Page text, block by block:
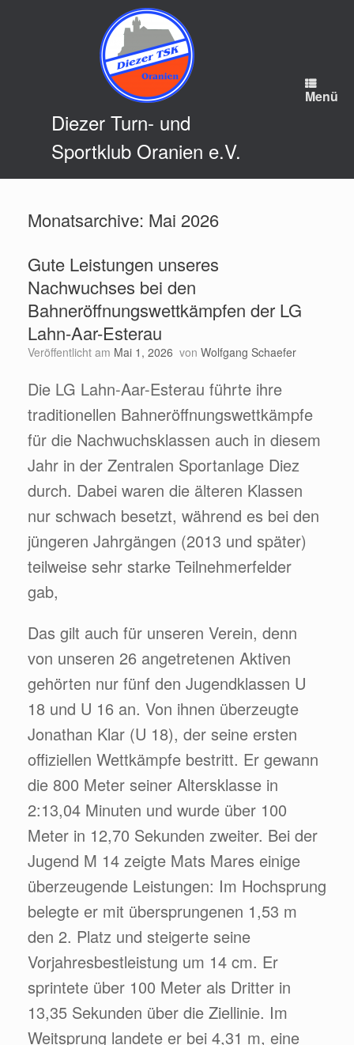
Diezer Turn- und
Sportklub Oranien e.V.
Menü
Monatsarchive: Mai 2026
Gute Leistungen unseres
Nachwuchses bei den
Bahneröffnungswettkämpfen der LG
Lahn-Aar-Esterau
Veröffentlicht am Mai 1, 2026 von Wolfgang Schaefer
Die LG Lahn-Aar-Esterau führte ihre
traditionellen Bahneröffnungswettkämpfe
für die Nachwuchsklassen auch in diesem
Jahr in der Zentralen Sportanlage Diez
durch. Dabei waren die älteren Klassen
nur schwach besetzt, während es bei den
jüngeren Jahrgängen (2013 und später)
teilweise sehr starke Teilnehmerfelder
gab,
Das gilt auch für unseren Verein, denn
von unseren 26 angetretenen Aktiven
gehörten nur fünf den Jugendklassen U
18 und U 16 an. Von ihnen überzeugte
Jonathan Klar (U 18), der seine ersten
offiziellen Wettkämpfe bestritt. Er gewann
die 800 Meter seiner Altersklasse in
2:13,04 Minuten und wurde über 100
Meter in 12,70 Sekunden zweiter. Bei der
Jugend M 14 zeigte Mats Mares einige
überzeugende Leistungen: Im Hochsprung
belegte er mit übersprungenen 1,53 m
den 2. Platz und steigerte seine
Vorjahresbestleistung um 14 cm. Er
sprintete über 100 Meter als Dritter in
13,35 Sekunden über die Ziellinie. Im
Weitsprung landete er bei 4,31 m, eine